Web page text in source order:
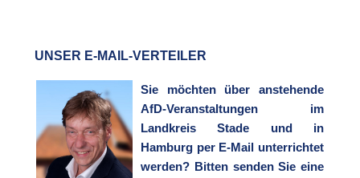
UNSER E-MAIL-VERTEILER
Sie möchten über anstehende
AfD-Veranstaltungen im
Landkreis Stade und in
Hamburg per E-Mail unterrichtet
werden? Bitten senden Sie eine